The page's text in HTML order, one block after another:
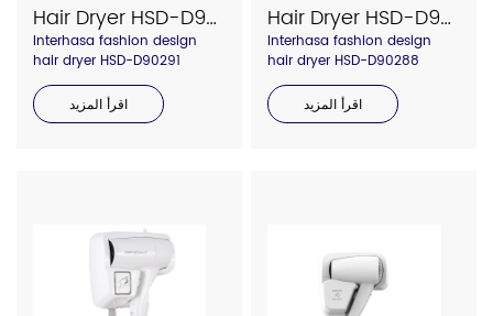
Hair Dryer HSD-D90291
Interhasa fashion design
hair dryer HSD-D90291
اقرأ المزيد
Hair Dryer HSD-D90288
Interhasa fashion design
hair dryer HSD-D90288
اقرأ المزيد